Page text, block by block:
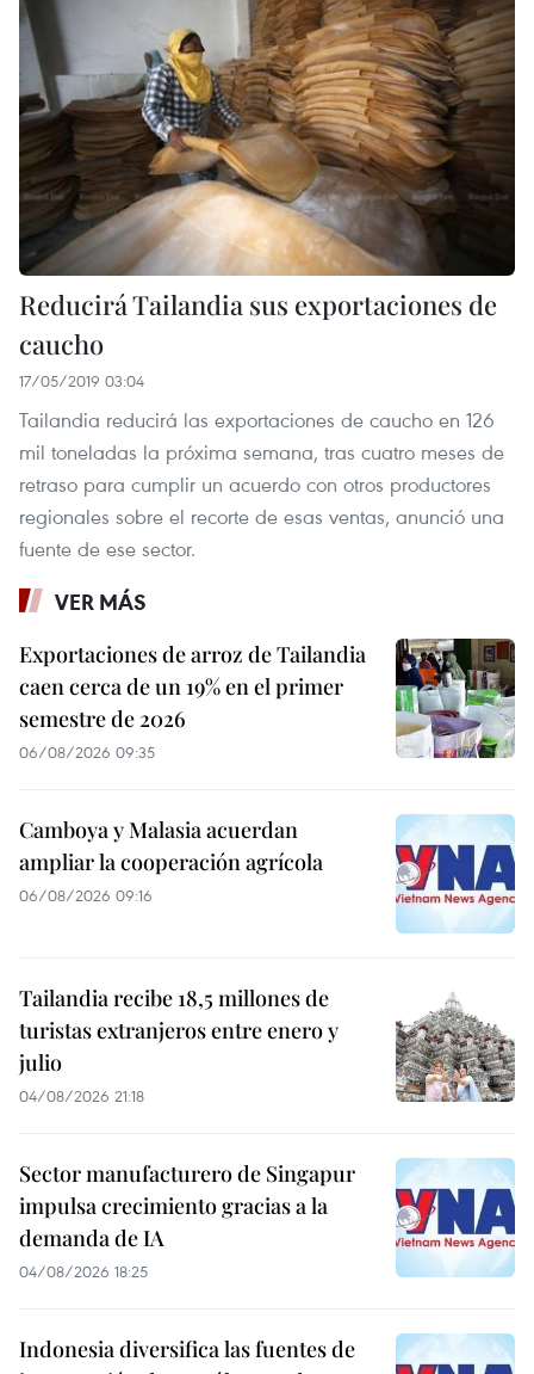
Reducirá Tailandia sus exportaciones de
caucho
17/05/2019 03:04
Tailandia reducirá las exportaciones de caucho en 126
mil toneladas la próxima semana, tras cuatro meses de
retraso para cumplir un acuerdo con otros productores
regionales sobre el recorte de esas ventas, anunció una
fuente de ese sector.
VER MÁS
Exportaciones de arroz de Tailandia
caen cerca de un 19% en el primer
semestre de 2026
06/08/2026 09:35
Camboya y Malasia acuerdan
ampliar la cooperación agrícola
06/08/2026 09:16
Tailandia recibe 18,5 millones de
turistas extranjeros entre enero y
julio
04/08/2026 21:18
Sector manufacturero de Singapur
impulsa crecimiento gracias a la
demanda de IA
04/08/2026 18:25
Indonesia diversifica las fuentes de